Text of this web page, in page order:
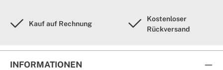
Kauf auf Rechnung
Kostenloser
Rückversand
INFORMATIONEN